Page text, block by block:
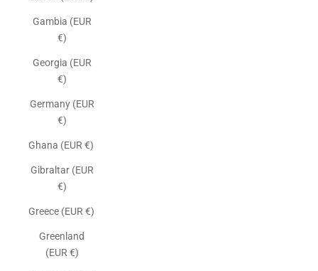
Gambia (EUR
€)
Georgia (EUR
€)
Germany (EUR
€)
Ghana (EUR €)
Gibraltar (EUR
€)
Greece (EUR €)
Greenland
(EUR €)